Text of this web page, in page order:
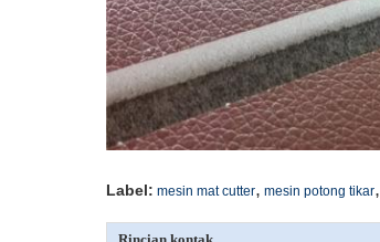
Label: mesin mat cutter, mesin potong tikar,